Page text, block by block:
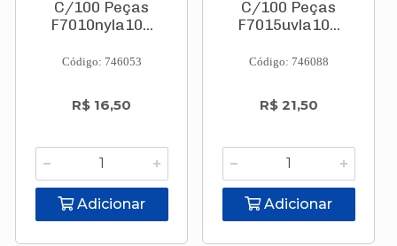
C/100 Peças
F7010nyla10...
Código: 746053
R$ 16,50
Adicionar
C/100 Peças
F7015uvla10...
Código: 746088
R$ 21,50
Adicionar